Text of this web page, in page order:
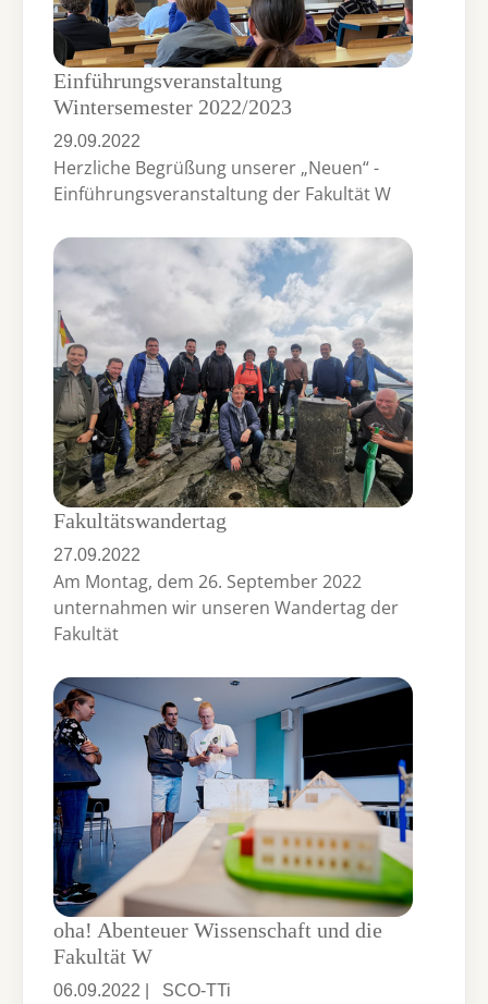
Einführungsveranstaltung
Wintersemester 2022/2023
29.09.2022
Herzliche Begrüßung unserer „Neuen“ -
Einführungsveranstaltung der Fakultät W
Fakultätswandertag
27.09.2022
Am Montag, dem 26. September 2022
unternahmen wir unseren Wandertag der
Fakultät
oha! Abenteuer Wissenschaft und die
Fakultät W
06.09.2022 SCO-TTi